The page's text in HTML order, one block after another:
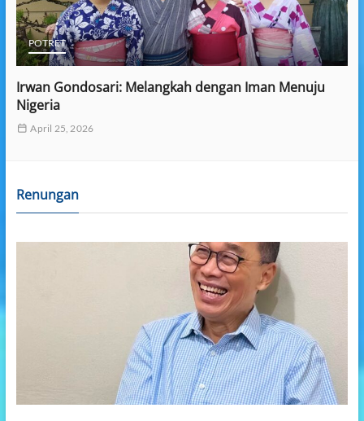
POTRET
Irwan Gondosari: Melangkah dengan Iman Menuju
Nigeria
April 25, 2026
Renungan